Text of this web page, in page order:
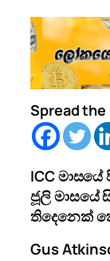
Spread the
ICCමාසයේ
ජූලි මාසයේ
තිදෙනෙක්
Gus